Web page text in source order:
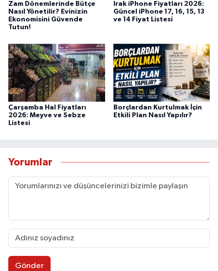
Zam Dönemlerinde Bütçe
Nasıl Yönetilir? Evinizin
Ekonomisini Güvende
Tutun!
Irak iPhone Fiyatları 2026:
Güncel iPhone 17, 16, 15, 13
ve 14 Fiyat Listesi
Çarşamba Hal Fiyatları
2026: Meyve ve Sebze
Listesi
Borçlardan Kurtulmak İçin
Etkili Plan Nasıl Yapılır?
Yorumlar
Gönder